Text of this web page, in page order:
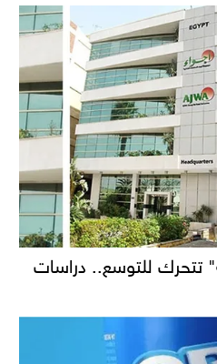
تتحرك للتوسع.. دراسات